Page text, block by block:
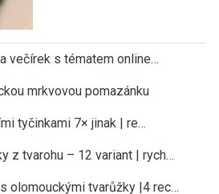
večírek s tématem online…
mrkvovou pomazánku
tyčinkami 7× jinak | re…
z tvarohu – 12 variant | rych…
olomouckými tvarůžky |4 rec…